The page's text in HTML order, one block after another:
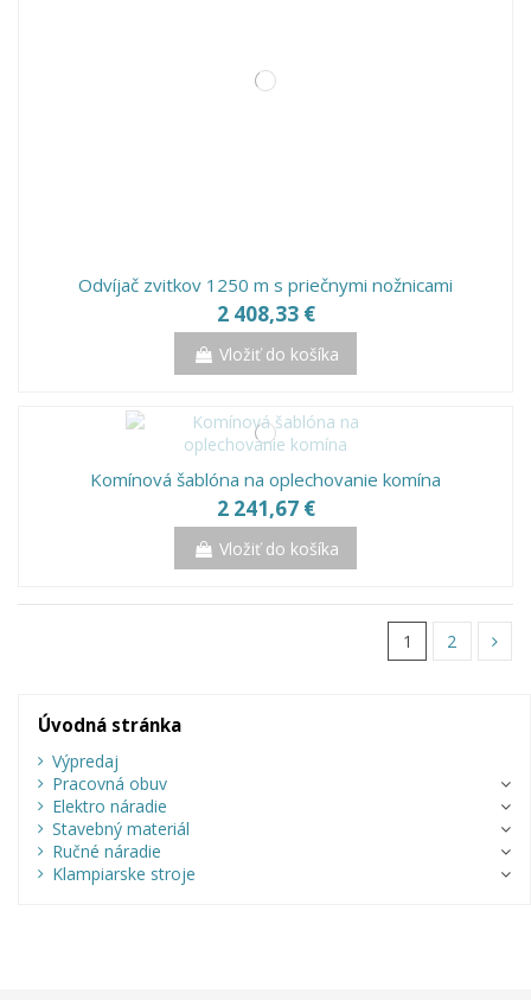
Odvíjač zvitkov 1250 m s priečnymi nožnicami
2 408,33 €
Vložiť do košíka
Komínová šablóna na oplechovanie komína
2 241,67 €
Vložiť do košíka
1 2
Úvodná stránka
Výpredaj
Pracovná obuv
Elektro náradie
Stavebný materiál
Ručné náradie
Klampiarske stroje